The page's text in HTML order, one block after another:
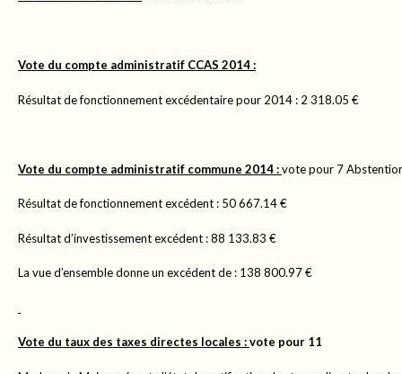
Vote du compte administratif CCAS 2014 :
Résultat de fonctionnement excédentaire pour 2014 : 2 318.05 €
Vote du compte administratif commune 2014 :vote pour 7
Résultat de fonctionnement excédent : 50 667.14 €
Résultat d’investissement excédent : 88 133.83 €
La vue d’ensemble donne un excédent de : 138 800.97 €
Vote du taux des taxes directes locales :vote pour 11